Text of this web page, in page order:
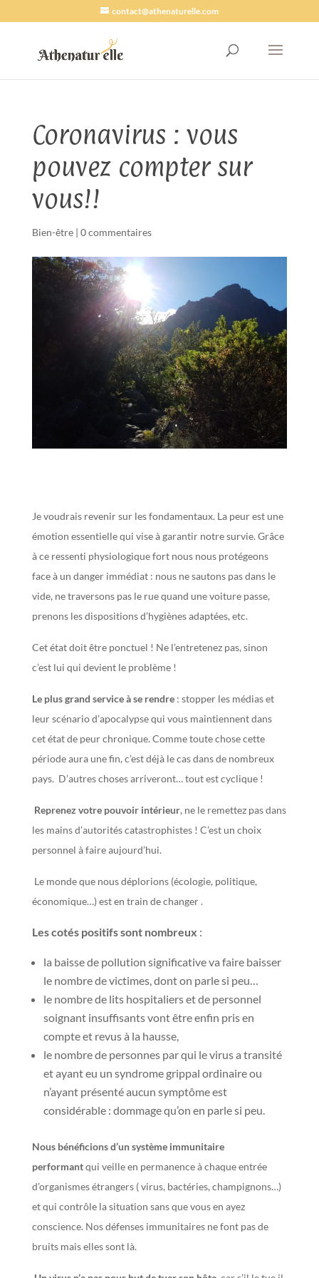
contact@athenaturelle.com
Coronavirus : vous
pouvez compter sur
vous!!
Bien-être| 0 commentaires
Je voudrais revenir sur les fondamentaux. La peur est une
émotion essentielle qui vise à garantir notre survie. Grâce
à ce ressenti physiologique fort nous nous protégeons
face à un danger immédiat : nous ne sautons pas dans le
vide, ne traversons pas le rue quand une voiture passe,
prenons les dispositions d’hygiènes adaptées, etc.
Cet état doit être ponctuel ! Ne l’entretenez pas, sinon
c’est lui qui devient le problème !
Le plus grand service à se rendre: stopper les médias et
leur scénario d’apocalypse qui vous maintiennent dans
cet état de peur chronique. Comme toute chose cette
période aura une fin, c’est déjà le cas dans de nombreux
pays. D’autres choses arriveront… tout est cyclique !
Reprenez votre pouvoir intérieur, ne le remettez pas dans
les mains d’autorités catastrophistes ! C’est un choix
personnel à faire aujourd’hui.
Le monde que nous déplorions (écologie, politique,
économique…) est en train de changer .
Les cotés positifs sont nombreux :
la baisse de pollution significative va faire baisser
le nombre de victimes, dont on parle si peu…
le nombre de lits hospitaliers et de personnel
soignant insuffisants vont être enfin pris en
compte et revus à la hausse,
le nombre de personnes par qui le virus a transité
et ayant eu un syndrome grippal ordinaire ou
n’ayant présenté aucun symptôme est
considérable : dommage qu’on en parle si peu.
Nous bénéficions d’un système immunitaire
performantqui veille en permanence à chaque entrée
d’organismes étrangers ( virus, bactéries, champignons…)
et qui contrôle la situation sans que vous en ayez
conscience. Nos défenses immunitaires ne font pas de
bruits mais elles sont là.